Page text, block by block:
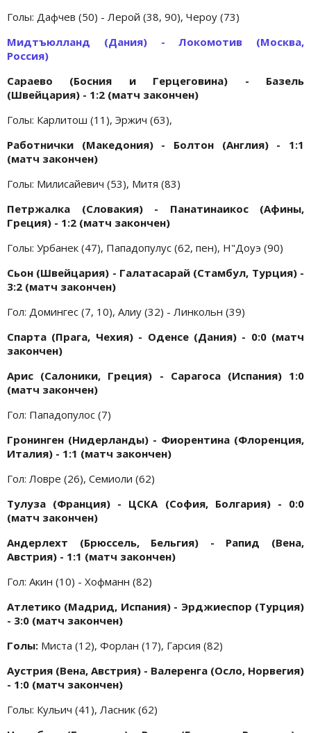
Голы: Дафчев (50) - Лерой (38, 90), Чероу (73)
Мидтъюлланд (Дания) - Локомотив (Москва,
Россия)
Сараево (Босния и Герцеговина) - Базель
(Швейцария) - 1:2 (матч закончен)
Голы: Карлитош (11), Эржич (63),
Работнички (Македония) - Болтон (Англия) - 1:1
(матч закончен)
Голы: Милисайевич (53), Митя (83)
Петржалка (Словакия) - Панатинаикос (Афины,
Греция) - 1:2 (матч закончен)
Голы: Урбанек (47), Пападопулус (62, пен), Н"Доуэ (90)
Сьон (Швейцария) - Галатасарай (Стамбул, Турция) -
3:2 (матч закончен)
Гол: Домингес (7, 10), Алиу (32) - Линкольн (39)
Спарта (Прага, Чехия) - Оденсе (Дания) - 0:0 (матч
закончен)
Арис (Салоники, Греция) - Сарагоса (Испания) 1:0
(матч закончен)
Гол: Пападопулос (7)
Гронинген (Нидерланды) - Фиорентина (Флоренция,
Италия) - 1:1 (матч закончен)
Гол: Ловре (26), Семиоли (62)
Тулуза (Франция) - ЦСКА (София, Болгария) - 0:0
(матч закончен)
Андерлехт (Брюссель, Бельгия) - Рапид (Вена,
Австрия) - 1:1 (матч закончен)
Гол: Акин (10) - Хофманн (82)
Атлетико (Мадрид, Испания) - Эрджиеспор (Турция)
- 3:0 (матч закончен)
Голы: Миста (12), Форлан (17), Гарсия (82)
Аустрия (Вена, Австрия) - Валеренга (Осло, Норвегия)
- 1:0 (матч закончен)
Голы: Кульич (41), Ласник (62)